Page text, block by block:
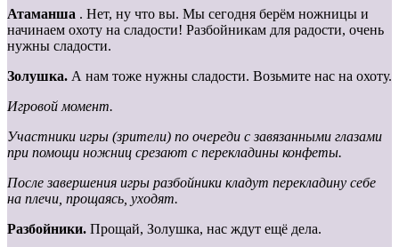
Атаманша . Нет, ну что вы. Мы сегодня берём ножницы и
начинаем охоту на сладости! Разбойникам для радости, очень
нужны сладости.
Золушка. А нам тоже нужны сладости. Возьмите нас на охоту.
Игровой момент.
Участники игры (зрители) по очереди с завязанными глазами
при помощи ножниц срезают с перекладины конфеты.
После завершения игры разбойники кладут перекладину себе
на плечи, прощаясь, уходят.
Разбойники. Прощай, Золушка, нас ждут ещё дела.